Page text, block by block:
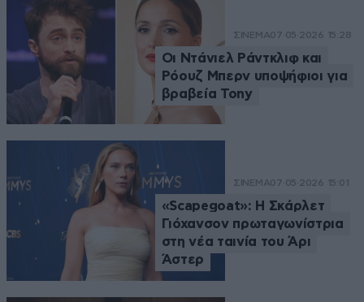
ΣΙΝΕΜΑ07·05·2026 15:28
Οι Ντάνιελ Ράντκλιφ και
Ρόουζ Μπερν υποψήφιοι για
βραβεία Tony
ΣΙΝΕΜΑ07·05·2026 15:01
«Scapegoat»: Η Σκάρλετ
Γιόχανσον πρωταγωνίστρια
στη νέα ταινία του Άρι
Άστερ